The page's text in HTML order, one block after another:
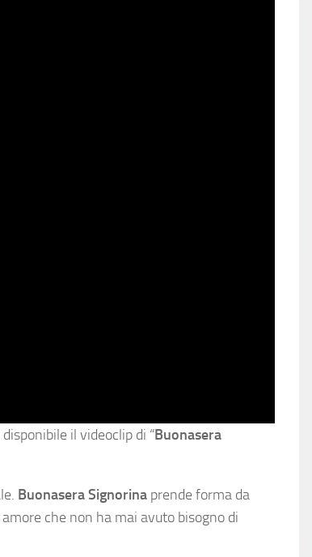
il videoclip di “Buonasera
Buonasera Signorina prende forma da
che non ha mai avuto bisogno di